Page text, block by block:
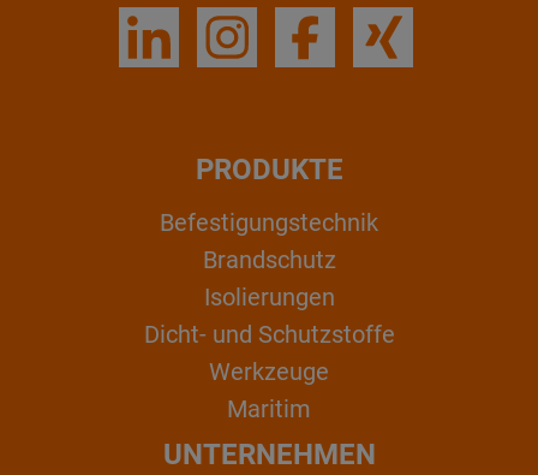
PRODUKTE
Befestigungstechnik
Brandschutz
Isolierungen
Dicht- und Schutzstoffe
Werkzeuge
Maritim
UNTERNEHMEN